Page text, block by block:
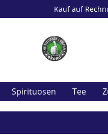
Kauf auf
Spirituosen Tee